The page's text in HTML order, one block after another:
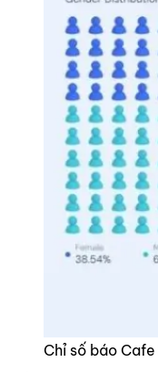
Chỉ số báo Cafe